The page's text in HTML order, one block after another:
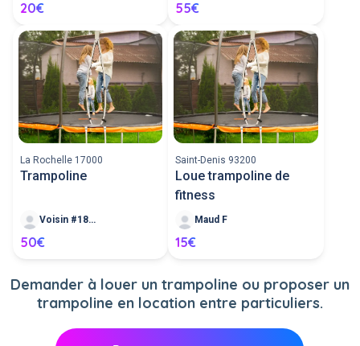
20€ 55€
La Rochelle 17000
Trampoline
Voisin #184646
50€
Saint-Denis 93200
Loue trampoline de
fitness
Maud F
15€
Demander à louer un trampoline ou proposer un
trampoline en location entre particuliers.